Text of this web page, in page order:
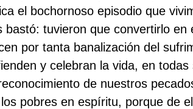
el bochornoso episodio que
tuvieron que convertirlo en
por tanta banalización del
y celebran la vida, en todas
de nuestros
pobres en espíritu, porque de